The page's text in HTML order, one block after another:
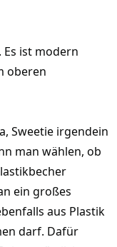
ist modern
oberen
Sweetie irgendein
man wählen, ob
ein großes
aus Plastik
darf. Dafür